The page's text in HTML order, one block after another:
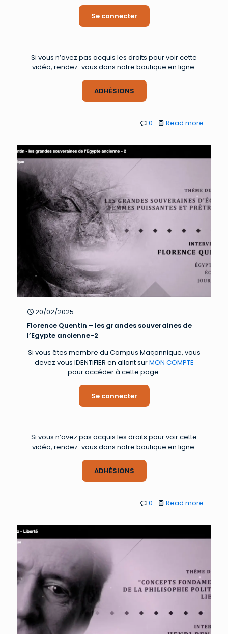
Se connecter
Si vous n’avez pas acquis les droits pour voir cette
vidéo, rendez-vous dans notre boutique en ligne.
ADHÉSIONS
0 Read more
20/02/2025
Florence Quentin – les grandes souveraines de
l’Egypte ancienne-2
Si vous êtes membre du Campus Maçonnique, vous
devez vous IDENTIFIER en allant surMON COMPTE
pour accéder à cette page.
Se connecter
Si vous n’avez pas acquis les droits pour voir cette
vidéo, rendez-vous dans notre boutique en ligne.
ADHÉSIONS
0 Read more